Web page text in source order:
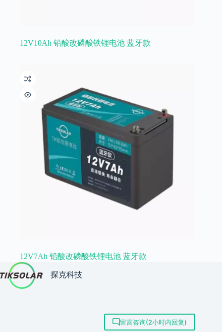
12V10Ah 铅酸改磷酸铁锂电池 蓝牙款
12V7Ah 铅酸改磷酸铁锂电池 蓝牙款
探克科技
留言咨询(2小时内回复)